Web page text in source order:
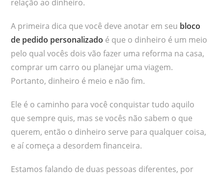
relação ao dinheiro.
A primeira dica que você deve anotar em seu bloco
de pedido personalizado é que o dinheiro é um meio
pelo qual vocês dois vão fazer uma reforma na casa,
comprar um carro ou planejar uma viagem.
Portanto, dinheiro é meio e não fim.
Ele é o caminho para você conquistar tudo aquilo
que sempre quis, mas se vocês não sabem o que
querem, então o dinheiro serve para qualquer coisa,
e aí começa a desordem financeira.
Estamos falando de duas pessoas diferentes, por